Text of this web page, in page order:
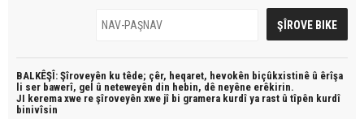
BALKÊŞÎ: Şîroveyên ku têde; çêr, heqaret, hevokên biçûkxistinê û êrîşa
li ser bawerî, gel û neteweyên din hebin, dê neyêne erêkirin.
JI kerema xwe re şîroveyên xwe jî bi gramera kurdî ya rast û tîpên kurdî
binivîsin